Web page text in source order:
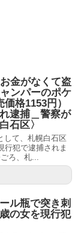
金がなくて盗
ンパーのポケ
格1153円）
逮捕＿警察が
石区〉
して、札幌白石区
行犯で逮捕されま
ろ、札...
ル瓶で突き刺
の女を現行犯